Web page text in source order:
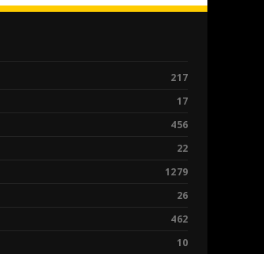
217
17
456
22
1279
26
462
10